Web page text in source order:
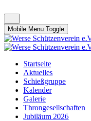
Mobile Menu Toggle
Startseite
Aktuelles
Schießgruppe
Kalender
Galerie
Throngesellschaften
Jubiläum 2026